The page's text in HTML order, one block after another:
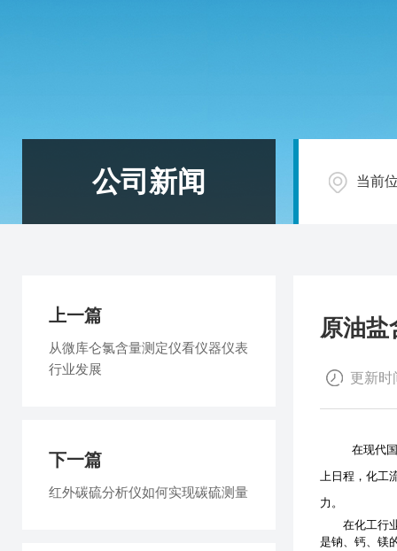
公司新闻 当前
原油盐
更新时
在现代
上日程，化工
力。
在化工行业
是钠、钙、镁
上一篇
从微库仑氯含量测定仪看仪器仪表
行业发展
下一篇
红外碳硫分析仪如何实现碳硫测量